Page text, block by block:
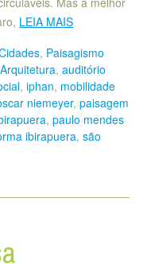
LEIA MAIS
, Paisagismo
Arquitetura, auditório
, iphan, mobilidade
niemeyer, paisagem
, paulo mendes
ibirapuera, são